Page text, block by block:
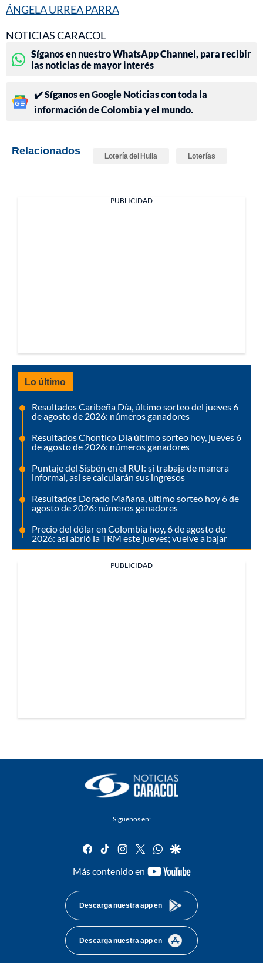
ÁNGELA URREA PARRA
NOTICIAS CARACOL
Síganos en nuestro WhatsApp Channel, para recibir
las noticias de mayor interés
✔️ Síganos en Google Noticias con toda la
información de Colombia y el mundo.
Relacionados Lotería del Huila Loterías
PUBLICIDAD
Lo último
Resultados Caribeña Día, último sorteo del jueves 6
de agosto de 2026: números ganadores
Resultados Chontico Día último sorteo hoy, jueves 6
de agosto de 2026: números ganadores
Puntaje del Sisbén en el RUI: si trabaja de manera
informal, así se calcularán sus ingresos
Resultados Dorado Mañana, último sorteo hoy 6 de
agosto de 2026: números ganadores
Precio del dólar en Colombia hoy, 6 de agosto de
2026: así abrió la TRM este jueves; vuelve a bajar
PUBLICIDAD
Síguenos en:
facebook
tiktok instagram
twitterwhatsapp
google
Más contenido en
youtube-
Descarga nuestra app en
Descarga nuestra app en